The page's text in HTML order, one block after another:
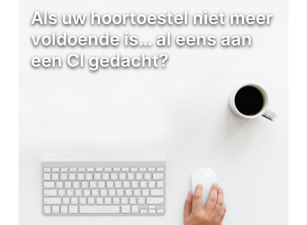
Als uw hoortoestel niet meer
voldoende is… al eens aan
een CI gedacht?